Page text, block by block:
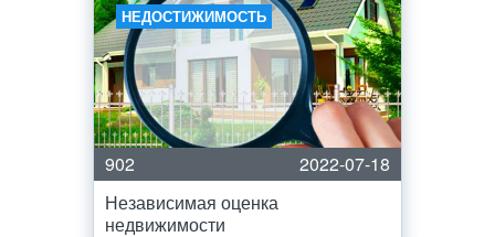
НЕДОСТИЖИМОСТЬ
902
2022-07-18
Независимая оценка
недвижимости